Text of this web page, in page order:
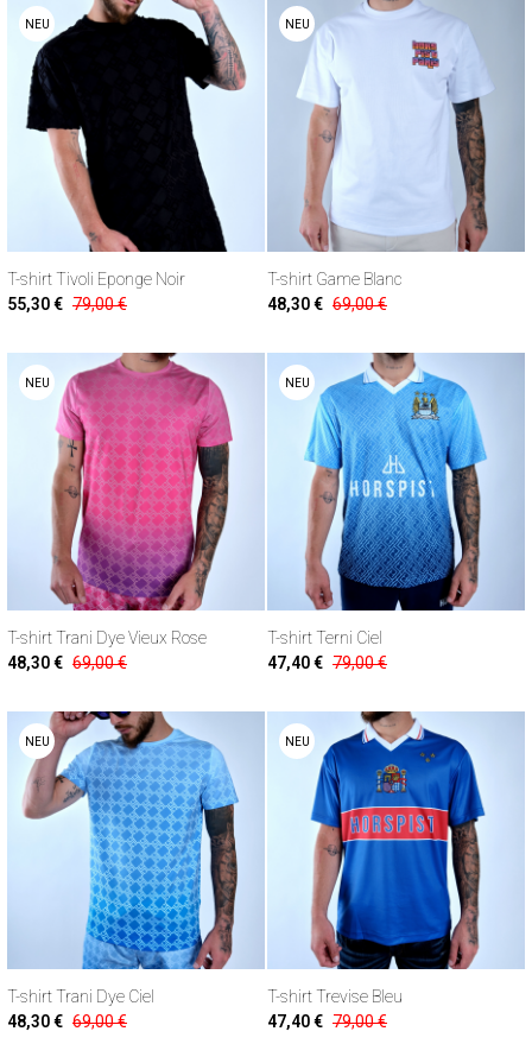
NEU
T-shirt Tivoli Eponge Noir
55,30 € 79,00 €
NEU
T-shirt Game Blanc
48,30 € 69,00 €
NEU
T-shirt Trani Dye Vieux Rose
48,30 € 69,00 €
NEU
T-shirt Terni Ciel
47,40 € 79,00 €
NEU
T-shirt Trani Dye Ciel
48,30 € 69,00 €
NEU
T-shirt Trevise Bleu
47,40 € 79,00 €